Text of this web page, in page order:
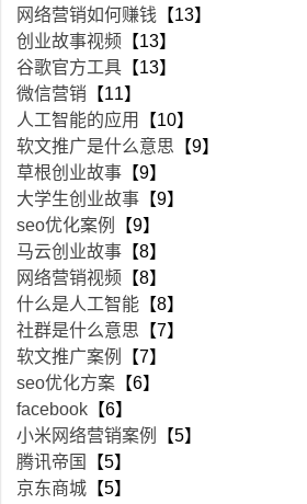
网络营销如何赚钱 【13】
创业故事视频 【13】
谷歌官方工具 【13】
微信营销 【11】
人工智能的应用
【10】
软文推广是什么意思 【9】
草根创业故事 【9】
大学生创业故事 【9】
seo优化案例
【9】
马云创业故事 【8】
网络营销视频 【8】
什么是人工智能 【8】
社群是什么意思 【7】
软文推广案例
【7】
seo优化方案 【6】
facebook 【6】
小米网络营销案例
【5】
腾讯帝国
【5】
京东商城 【5】